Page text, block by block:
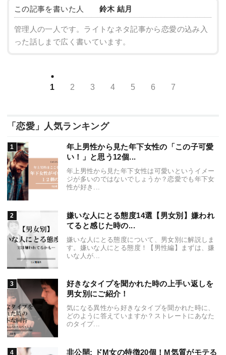
この記事を書いた人 鈴木 結月
管理人の一人です。ライトなネタ記事から恋愛の込み入
った話しまで広く書いています。
1 2 3 4 5 6 7
「恋愛」人気ランキング
年上男性から見た年下女性の「この子可愛
い！」と思う12個...
年上男性から見た年下女性は可愛いというイメー
ジが多いのではないでしょうか？恋愛でも年下女
性が好き...
嫌いな人にとる態度14選【男女別】嫌われ
てると感じた時の...
嫌いな人にとる態度について、男女別に解説しま
す。嫌いな人にとる態度！【男性編】まずは、嫌
いな人が...
好きなタイプを聞かれた時の上手い返しを
男女別にご紹介！
気になる異性から好きなタイプを聞かれた時に、
どのように答えていますか？ストレートにあなた
のタイプ...
非公開: ドM女の特徴20個！M気質がモテる